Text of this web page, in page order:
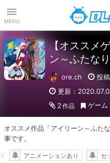
MENU
【オススメ
ン～ふたな
ore.ch
投
更新：
2 作品 ゲーム
オススメ作品「アイリーン～ふた
事です。
アニメーションあり セ